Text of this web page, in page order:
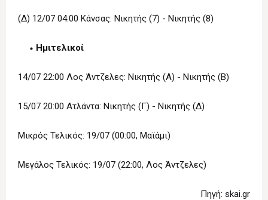
(Δ) 12/07 04:00 Κάνσας: Νικητής (7) - Νικητής (8)
Ημιτελικοί
14/07 22:00 Λος Άντζελες: Νικητής (Α) - Νικητής (Β)
15/07 20:00 Ατλάντα: Νικητής (Γ) - Νικητής (Δ)
Μικρός Τελικός: 19/07 (00:00, Μαϊάμι)
Μεγάλος Τελικός: 19/07 (22:00, Λος Άντζελες)
Πηγή: skai.gr